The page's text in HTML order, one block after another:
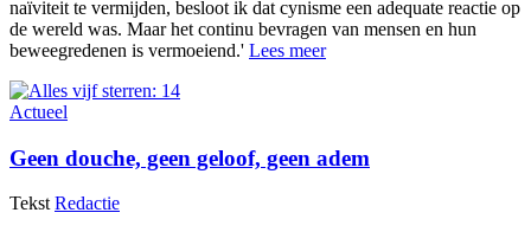
naïviteit te vermijden, besloot ik dat cynisme een adequate reactie op
de wereld was. Maar het continu bevragen van mensen en hun
beweegredenen is vermoeiend.' Lees meer
Actueel
Geen douche, geen geloof, geen adem
Tekst Redactie